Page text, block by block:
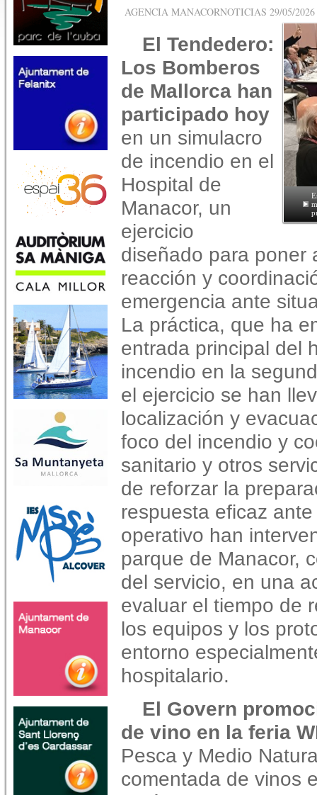
AGENCIA MANACORNOTICIAS 29/05/
El Tendedero:
Los Bomberos
de Mallorca han
participado hoy
en un simulacro
de incendio en el
Hospital de
Manacor, un
ejercicio
diseñado para poner
reacción y
emergencia ante
La práctica, que ha
entrada principal del
incendio en la
el ejercicio se han
localización y
foco del incendio y
sanitario y otros
de reforzar la
respuesta eficaz
operativo han
parque de Manacor,
del servicio, en una
evaluar el tiempo de
los equipos y los
entorno
hospitalario.
El Govern
de vino en la feria
Pesca y Medio
comentada de vinos